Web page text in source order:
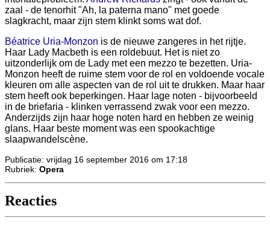
zaal - de tenorhit "Ah, la paterna mano" met goede
slagkracht, maar zijn stem klinkt soms wat dof.
Béatrice Uria-Monzon is de nieuwe zangeres in het rijtje.
Haar Lady Macbeth is een roldebuut. Het is niet zo
uitzonderlijk om de Lady met een mezzo te bezetten. Uria-
Monzon heeft de ruime stem voor de rol en voldoende vocale
kleuren om alle aspecten van de rol uit te drukken. Maar haar
stem heeft ook beperkingen. Haar lage noten - bijvoorbeeld
in de briefaria - klinken verrassend zwak voor een mezzo.
Anderzijds zijn haar hoge noten hard en hebben ze weinig
glans. Haar beste moment was een spookachtige
slaapwandelscène.
Publicatie: vrijdag 16 september 2016 om 17:18
Rubriek: Opera
Reacties